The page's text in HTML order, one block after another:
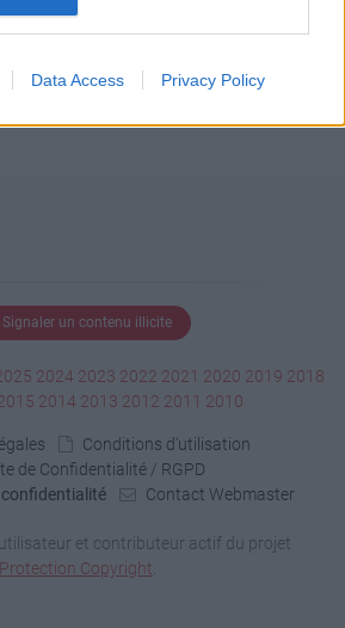
Data Access Privacy Policy
le fichier (8 Ko)
Signaler un contenu illicite
2024 2023 2022 2021 2020 2019 2018
2014 2013 2012 2011 2010
Conditions d'utilisation
de Confidentialité / RGPD
Contact Webmaster
et contributeur actif du projet
Protection Copyright